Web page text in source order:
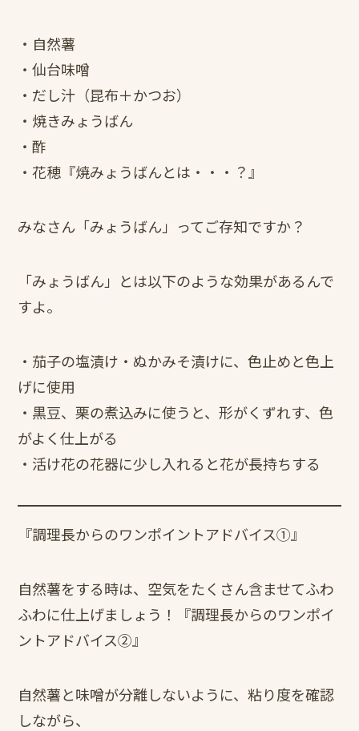
・自然薯
・仙台味噌
・だし汁（昆布＋かつお）
・焼きみょうばん
・酢
・花穂『焼みょうばんとは・・・？』
みなさん「みょうばん」ってご存知ですか？
「みょうばん」とは以下のような効果があるんで
すよ。
・茄子の塩漬け・ぬかみそ漬けに、色止めと色上
げに使用
・黒豆、栗の煮込みに使うと、形がくずれす、色
がよく仕上がる
・活け花の花器に少し入れると花が長持ちする
『調理長からのワンポイントアドバイス①』
自然薯をする時は、空気をたくさん含ませてふわ
ふわに仕上げましょう！『調理長からのワンポイ
ントアドバイス②』
自然薯と味噌が分離しないように、粘り度を確認
しながら、